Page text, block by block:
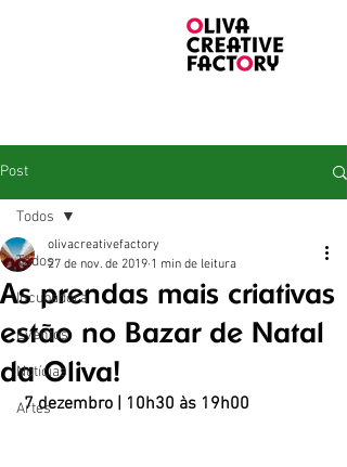
Post
Todos
Incubadora
Eventos
Notícias
Artes
Todos
As prendas mais criativas
estão no Bazar de Natal
da Oliva!
olivacreativefactory
27 de nov. de 2019 1 min de leitura
7 dezembro | 10h30 às 19h00